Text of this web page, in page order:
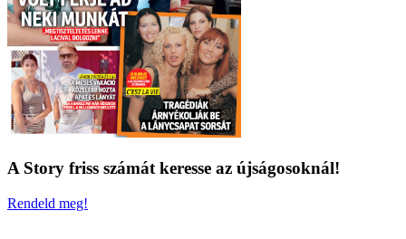
A Story friss számát keresse az újságosoknál!
Rendeld meg!